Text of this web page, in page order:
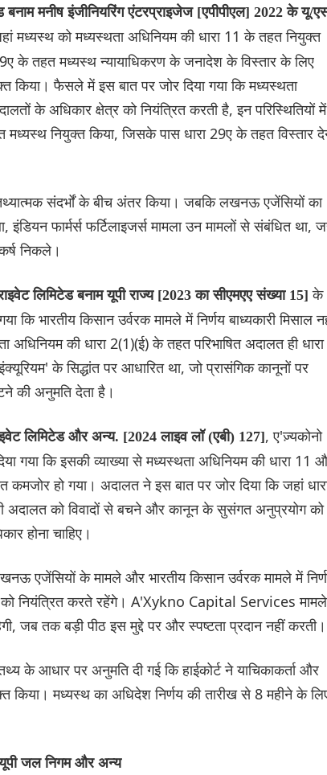
बनाम मनीष इंजीनियरिंग एंटरप्राइजेज [एपीपीएल] 2022 के यू/
मध्यस्थ को मध्यस्थता अधिनियम की धारा 11 के तहत नियुक्त
29ए के तहत मध्यस्थ न्यायाधिकरण के जनादेश के विस्तार के लिए
फैसले में इस बात पर जोर दिया गया कि मध्यस्थता
के अधिकार क्षेत्र को नियंत्रित करती है, इन परिस्थितियों में
मध्यस्थ नियुक्त किया, जिसके पास धारा 29ए के तहत विस्तार
संदर्भों के बीच अंतर किया। जबकि लखनऊ एजेंसियों का
इंडियन फार्मर्स फर्टिलाइजर्स मामला उन मामलों से संबंधित था,
निकले।
लिमिटेड बनाम यूपी राज्य [2023 का सीएमएए संख्या 15]के
कि भारतीय किसान उर्वरक मामले में निर्णय बाध्यकारी मिसाल
की धारा 2(1)(ई) के तहत परिभाषित अदालत ही धारा
के सिद्धांत पर आधारित था, जो प्रासंगिक कानूनों पर
की अनुमति देता है।
लिमिटेड और अन्य. [2024 लाइव लॉ (एबी) 127], ए'ज़्यकोनो
गया कि इसकी व्याख्या से मध्यस्थता अधिनियम की धारा 11
हो गया। अदालत ने इस बात पर जोर दिया कि जहां
अदालत को विवादों से बचने और कानून के सुसंगत अनुप्रयोग को
होना चाहिए।
एजेंसियों के मामले और भारतीय किसान उर्वरक मामले में
को नियंत्रित करते रहेंगे। A'Xykno Capital Services
जब तक बड़ी पीठ इस मुद्दे पर और स्पष्टता प्रदान नहीं करती।
के आधार पर अनुमति दी गई कि हाईकोर्ट ने याचिकाकर्ता और
किया। मध्यस्थ का अधिदेश निर्णय की तारीख से 8 महीने के
यूपी जल निगम और अन्य